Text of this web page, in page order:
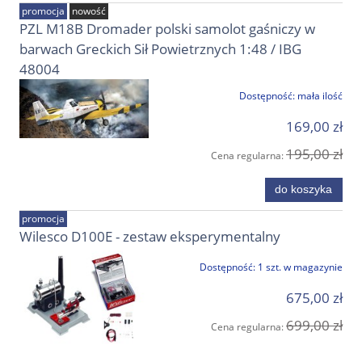
PZL M18B Dromader polski samolot gaśniczy w
barwach Greckich Sił Powietrznych 1:48 / IBG
48004
Dostępność: mała ilość
169,00 zł
Cena regularna:195,00 zł
do koszyka
promocja nowość
Wilesco D100E - zestaw eksperymentalny
Dostępność: 1 szt. w magazynie
675,00 zł
Cena regularna:699,00 zł
promocja